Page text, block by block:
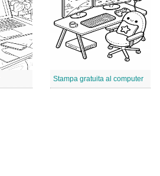
Stampa gratuita al computer